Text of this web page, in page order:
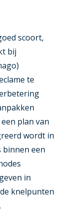
scoort,
bij
te
plan van
wordt in
binnen een
in
knelpunten